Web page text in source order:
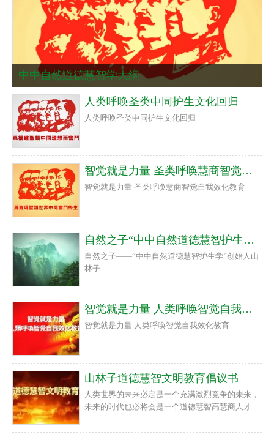
中中自然道德慧智学大纲​​
人类呼唤圣类中同护生文化回归
人类呼唤圣类中同护生文化回归
智觉就是力量 圣类呼唤慧商智觉自我效化教育
智觉就是力量 圣类呼唤慧商智觉自我效化教育
自然之子“中中自然道德慧智护生学”创始人山林子
自然之子——“中中自然道德慧智护生学”创始人山
林子
智觉就是力量 人类呼唤智觉自我效化教育
智觉就是力量 人类呼唤智觉自我效化教育
山林子道德慧智文明教育倡议书
人类世界的未来必定是一个充满激烈竞争的未来，
未来的时代也必将会是一个道德慧智高慧商人才辈
蓬勃发展的必然趋势。